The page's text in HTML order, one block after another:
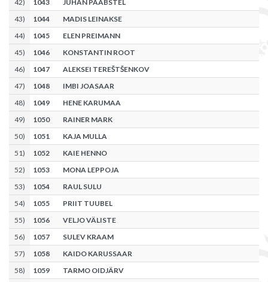
42) 1043
JUHAN PAABSTEL
43) 1044
MADIS LEINAKSE
44) 1045
ELEN PREIMANN
45) 1046
KONSTANTIN ROOT
46) 1047
ALEKSEI TEREŠTŠENKOV
47) 1048
IMBI JOASAAR
48) 1049
HENE KARUMAA
49) 1050
RAINER MARK
50) 1051
KAJA MULLA
51) 1052
KAIE HENNO
52) 1053
MONA LEPPOJA
53) 1054
RAUL SULU
54) 1055
PRIIT TUUBEL
55) 1056
VELJO VÄLISTE
56) 1057
SULEV KRAAM
57) 1058
KAIDO KARUSSAAR
58) 1059
TARMO OIDJÄRV